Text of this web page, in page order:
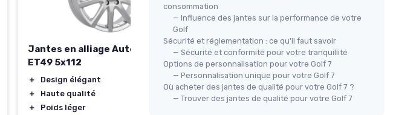
Jantes en alliage Autec 7x17
ET49 5x112
＋
Design élégant
＋
Haute qualité
＋
Poids léger
Protecteur de Jante pour V-W
Golf 7 Variant
＋ Protectioncontre les rayures
＋
Compatibleavec V-W Golf 7 Variant
2012-2021
＋
Accessoire utile
pour les jantes en
consommation
— Influence des jantes sur la performance de votre
Golf
Sécurité et réglementation : ce qu'il faut savoir
— Sécurité et conformité pour votre tranquillité
Options de personnalisation pour votre Golf 7
— Personnalisation unique pour votre Golf 7
Où acheter des jantes de qualité pour votre Golf 7 ?
— Trouver des jantes de qualité pour votre Golf 7